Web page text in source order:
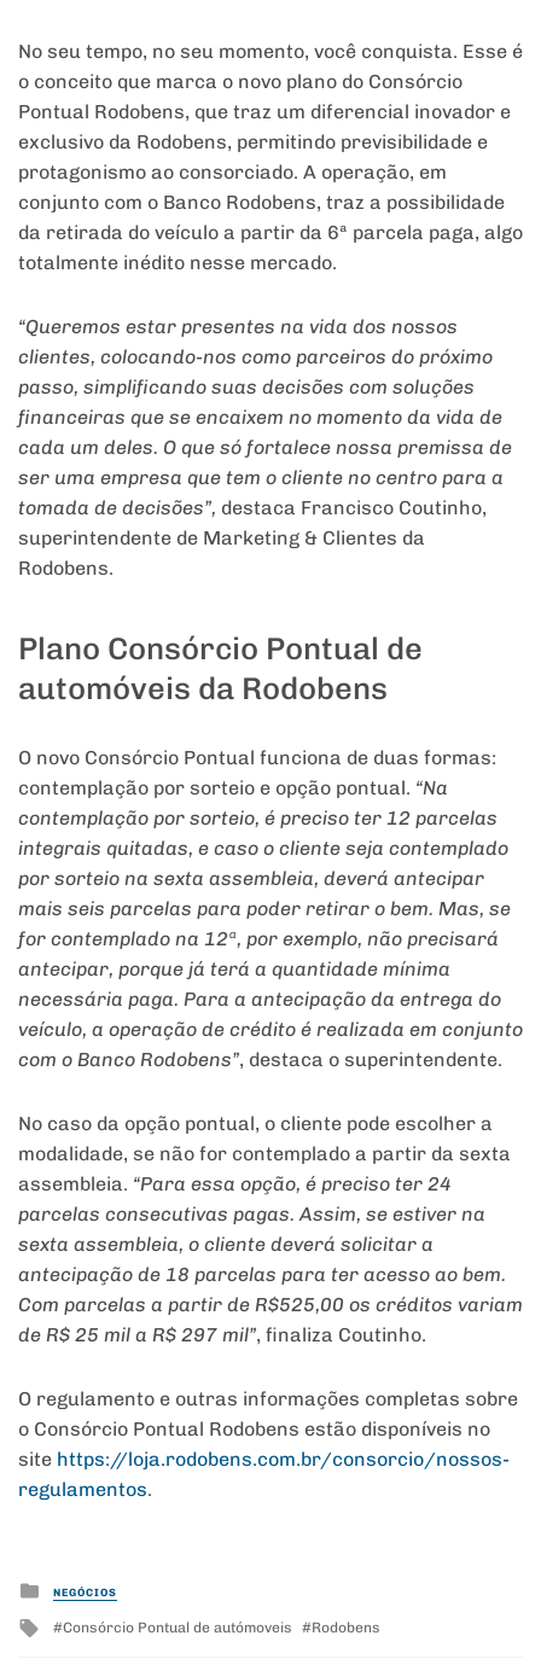
No seu tempo, no seu momento, você conquista. Esse é
o conceito que marca o novo plano do Consórcio
Pontual Rodobens, que traz um diferencial inovador e
exclusivo da Rodobens, permitindo previsibilidade e
protagonismo ao consorciado. A operação, em
conjunto com o Banco Rodobens, traz a possibilidade
da retirada do veículo a partir da 6ª parcela paga, algo
totalmente inédito nesse mercado.
“Queremos estar presentes na vida dos nossos
clientes, colocando-nos como parceiros do próximo
passo, simplificando suas decisões com soluções
financeiras que se encaixem no momento da vida de
cada um deles. O que só fortalece nossa premissa de
ser uma empresa que tem o cliente no centro para a
tomada de decisões”, destaca Francisco Coutinho,
superintendente de Marketing & Clientes da
Rodobens.
Plano Consórcio Pontual de
automóveis da Rodobens
O novo Consórcio Pontual funciona de duas formas:
contemplação por sorteio e opção pontual. “Na
contemplação por sorteio, é preciso ter 12 parcelas
integrais quitadas, e caso o cliente seja contemplado
por sorteio na sexta assembleia, deverá antecipar
mais seis parcelas para poder retirar o bem. Mas, se
for contemplado na 12ª, por exemplo, não precisará
antecipar, porque já terá a quantidade mínima
necessária paga. Para a antecipação da entrega do
veículo, a operação de crédito é realizada em conjunto
com o Banco Rodobens”, destaca o superintendente.
No caso da opção pontual, o cliente pode escolher a
modalidade, se não for contemplado a partir da sexta
assembleia. “Para essa opção, é preciso ter 24
parcelas consecutivas pagas. Assim, se estiver na
sexta assembleia, o cliente deverá solicitar a
antecipação de 18 parcelas para ter acesso ao bem.
Com parcelas a partir de R$525,00 os créditos variam
de R$ 25 mil a R$ 297 mil”, finaliza Coutinho.
O regulamento e outras informações completas sobre
o Consórcio Pontual Rodobens estão disponíveis no
site https://loja.rodobens.com.br/consorcio/nossos-
regulamentos.
Posted
in
NEGÓCIOS
Tagged
Consórcio Pontual de autómoveis Rodobens